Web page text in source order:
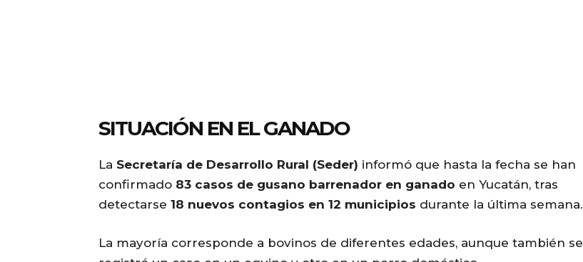
SITUACIÓN EN EL GANADO
La Secretaría de Desarrollo Rural (Seder) informó que hasta la fecha se han
confirmado 83 casos de gusano barrenador en ganado en Yucatán, tras
detectarse 18 nuevos contagios en 12 municipios durante la última semana.
La mayoría corresponde a bovinos de diferentes edades, aunque también se